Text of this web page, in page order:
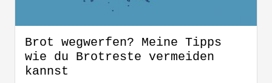
Brot wegwerfen? Meine Tipps
wie du Brotreste vermeiden
kannst